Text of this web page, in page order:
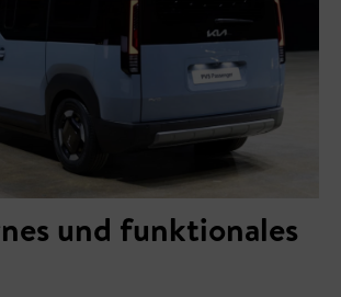
und funktionales